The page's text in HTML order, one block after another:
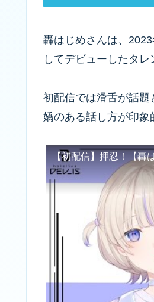
轟はじめさんは、
してデビューしたタレ
初配信では滑舌が話
嬌のある話し方が印象
【初配信】押忍！【轟